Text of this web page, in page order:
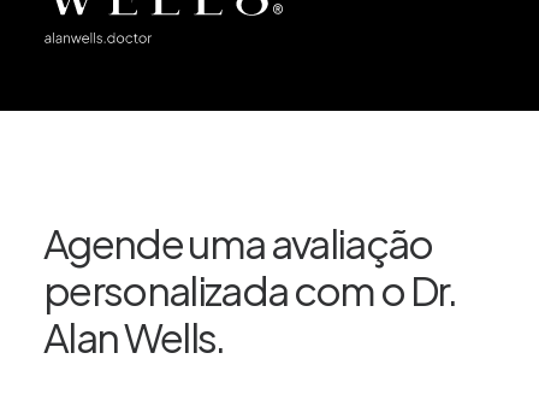
Agende uma avaliação
personalizada com o Dr.
Alan Wells.